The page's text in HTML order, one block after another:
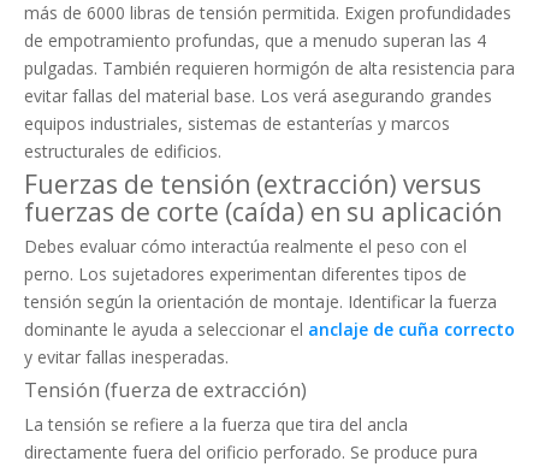
más de 6000 libras de tensión permitida. Exigen profundidades
de empotramiento profundas, que a menudo superan las 4
pulgadas. También requieren hormigón de alta resistencia para
evitar fallas del material base. Los verá asegurando grandes
equipos industriales, sistemas de estanterías y marcos
estructurales de edificios.
Fuerzas de tensión (extracción) versus
fuerzas de corte (caída) en su aplicación
Debes evaluar cómo interactúa realmente el peso con el
perno. Los sujetadores experimentan diferentes tipos de
tensión según la orientación de montaje. Identificar la fuerza
dominante le ayuda a seleccionar el anclaje de cuña correcto
y evitar fallas inesperadas.
Tensión (fuerza de extracción)
La tensión se refiere a la fuerza que tira del ancla
directamente fuera del orificio perforado. Se produce pura